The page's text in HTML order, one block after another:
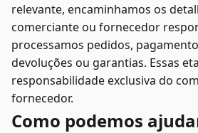
relevante, encaminhamos os
comerciante ou fornecedor
processamos pedidos,
devoluções ou garantias. Essas
responsabilidade exclusiva do
fornecedor.
Como podemos